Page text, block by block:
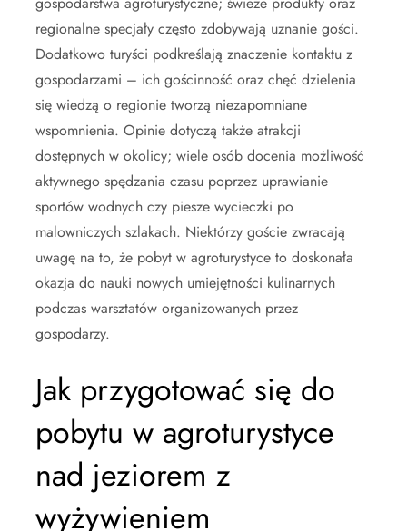
regionalne specjały często zdobywają uznanie gości.
Dodatkowo turyści podkreślają znaczenie kontaktu z
gospodarzami – ich gościnność oraz chęć dzielenia
się wiedzą o regionie tworzą niezapomniane
wspomnienia. Opinie dotyczą także atrakcji
dostępnych w okolicy; wiele osób docenia możliwość
aktywnego spędzania czasu poprzez uprawianie
sportów wodnych czy piesze wycieczki po
malowniczych szlakach. Niektórzy goście zwracają
uwagę na to, że pobyt w agroturystyce to doskonała
okazja do nauki nowych umiejętności kulinarnych
podczas warsztatów organizowanych przez
gospodarzy.
Jak przygotować się do
pobytu w agroturystyce
nad jeziorem z
wyżywieniem